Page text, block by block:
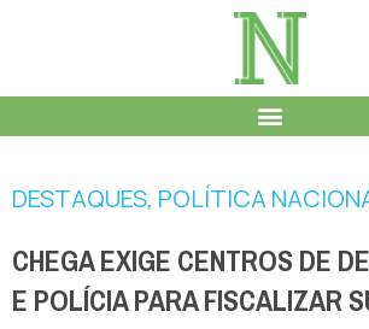
DESTAQUES, POLÍTICA
CHEGA EXIGE CENTROS DE
E POLÍCIA PARA FISCALIZAR